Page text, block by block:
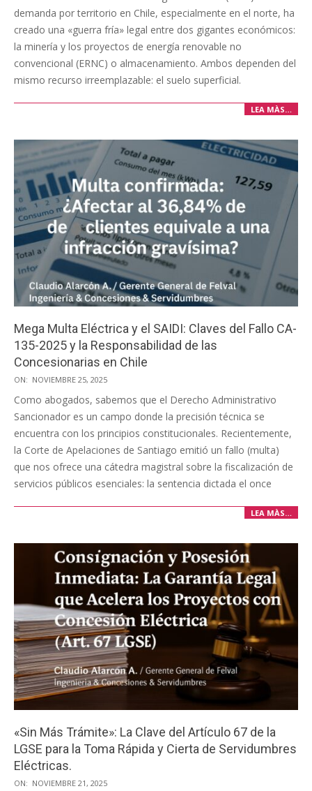
05
demanda por territorio en Chile, especialmente en el norte, ha
creado una «guerra fría» legal entre dos gigantes económicos:
la minería y los proyectos de energía renovable no
convencional (ERNC) o almacenamiento. Ambos dependen del
mismo recurso irreemplazable: el suelo superficial.
LEA MÀS…
Mega Multa Eléctrica y el SAIDI: Claves del Fallo CA-
135-2025 y la Responsabilidad de las
Concesionarias en Chile
2025-
11-
25
ON: NOVIEMBRE 25, 2025
Como abogados, sabemos que el Derecho Administrativo
Sancionador es un campo donde la precisión técnica se
encuentra con los principios constitucionales. Recientemente,
la Corte de Apelaciones de Santiago emitió un fallo (multa)
que nos ofrece una cátedra magistral sobre la fiscalización de
servicios públicos esenciales: la sentencia dictada el once
LEA MÀS…
«Sin Más Trámite»: La Clave del Artículo 67 de la
LGSE para la Toma Rápida y Cierta de Servidumbres
Eléctricas.
2025-
ON: NOVIEMBRE 21, 2025